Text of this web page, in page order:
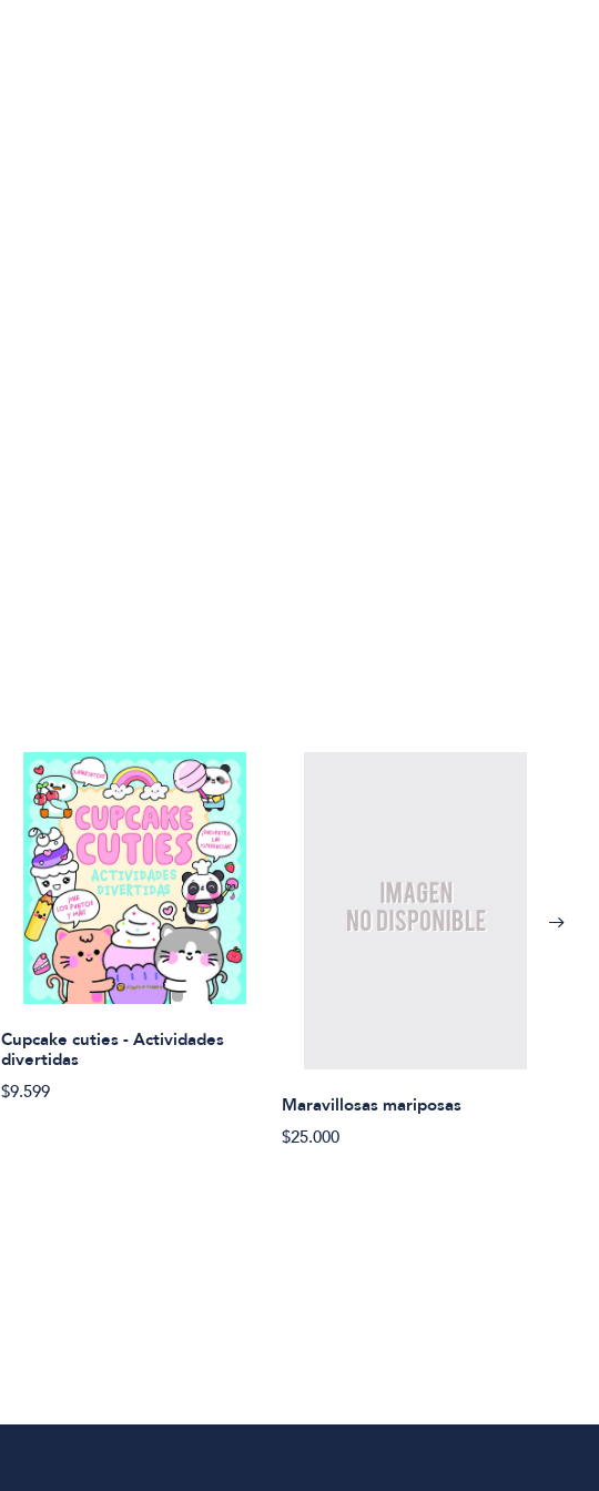
Cupcake cuties - Actividades
divertidas
$9.599
Maravillosas mariposas
$25.000